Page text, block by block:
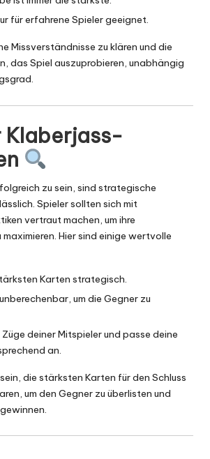
für erfahrene Spieler geeignet.
Missverständnisse zu klären und die
das Spiel auszuprobieren, unabhängig
Klaberjass-
zu sein, sind strategische
Spieler sollten sich mit
vertraut machen, um ihre
Hier sind einige wertvolle
Karten strategisch.
um die Gegner zu
deiner Mitspieler und passe deine
an.
die stärksten Karten für den Schluss
um den Gegner zu überlisten und